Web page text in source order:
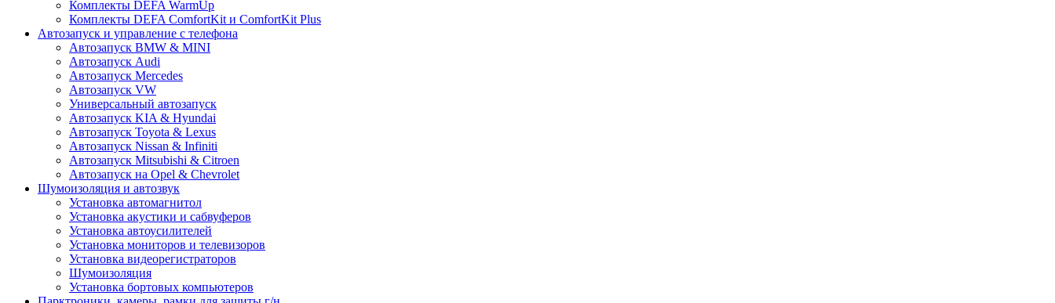
Комплекты DEFA WarmUp
Комплекты DEFA ComfortKit и ComfortKit Plus
Автозапуск и управление с телефона
Автозапуск BMW & MINI
Автозапуск Audi
Автозапуск Mercedes
Автозапуск VW
Универсальный автозапуск
Автозапуск KIA & Hyundai
Автозапуск Toyota & Lexus
Автозапуск Nissan & Infiniti
Автозапуск Mitsubishi & Citroen
Автозапуск на Opel & Chevrolet
Шумоизоляция и автозвук
Установка автомагнитол
Установка акустики и сабвуферов
Установка автоусилителей
Установка мониторов и телевизоров
Установка видеорегистраторов
Шумоизоляция
Установка бортовых компьютеров